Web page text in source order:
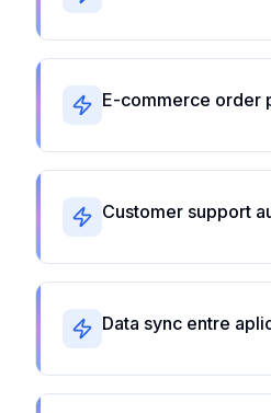
E-commerce order
Customer support
Data sync entre